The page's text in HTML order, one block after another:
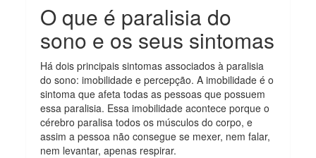
O que é paralisia do
sono e os seus sintomas
Há dois principais sintomas associados à paralisia
do sono: imobilidade e percepção. A imobilidade é o
sintoma que afeta todas as pessoas que possuem
essa paralisia. Essa imobilidade acontece porque o
cérebro paralisa todos os músculos do corpo, e
assim a pessoa não consegue se mexer, nem falar,
nem levantar, apenas respirar.